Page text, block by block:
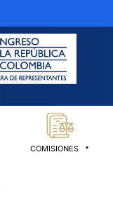
COMISIONES